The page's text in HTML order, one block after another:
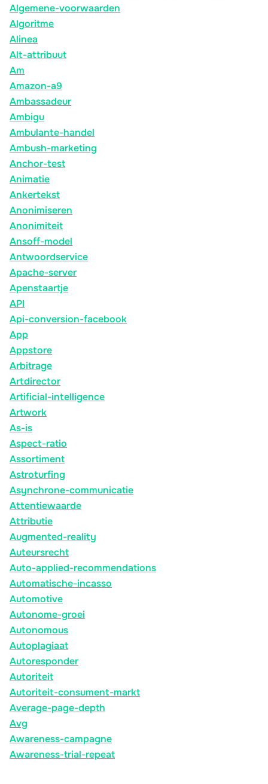
Algemene-voorwaarden
Algoritme
Alinea
Alt-attribuut
Am
Amazon-a9
Ambassadeur
Ambigu
Ambulante-handel
Ambush-marketing
Anchor-test
Animatie
Ankertekst
Anonimiseren
Anonimiteit
Ansoff-model
Antwoordservice
Apache-server
Apenstaartje
API
Api-conversion-facebook
App
Appstore
Arbitrage
Artdirector
Artificial-intelligence
Artwork
As-is
Aspect-ratio
Assortiment
Astroturfing
Asynchrone-communicatie
Attentiewaarde
Attributie
Augmented-reality
Auteursrecht
Auto-applied-recommendations
Automatische-incasso
Automotive
Autonome-groei
Autonomous
Autoplagiaat
Autoresponder
Autoriteit
Autoriteit-consument-markt
Average-page-depth
Avg
Awareness-campagne
Awareness-trial-repeat